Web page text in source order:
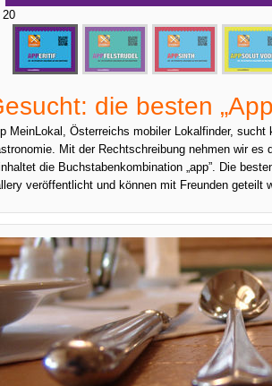
20
die besten
MeinLokal, Österreichs mobiler Lokalfinder, sucht
Mit der Rechtschreibung nehmen wir
die Buchstabenkombination „app”. Die
veröffentlicht und können mit Freunden geteilt